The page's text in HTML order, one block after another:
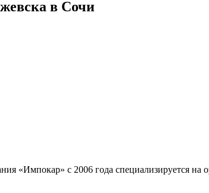
в Сочи
«Импокар» с 2006 года специализируется на